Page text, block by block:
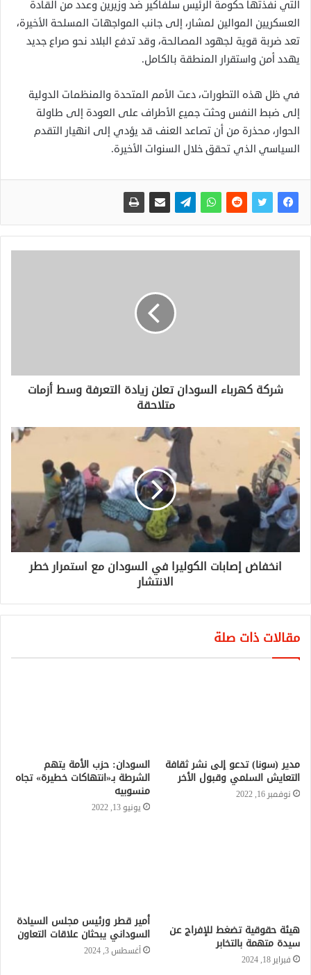
التي نفذتها حكومة الرئيس سلفاكير ضد وزيرين وعدد من القادة
العسكريين الموالين لمشار، إلى جانب المواجهات المسلحة الأخيرة،
تعد ضربة قوية لجهود المصالحة، وقد تدفع البلاد نحو صراع جديد
يهدد أمن واستقرار المنطقة بالكامل.
في ظل هذه التطورات، دعت الأمم المتحدة والمنظمات الدولية
إلى ضبط النفس وحثت جميع الأطراف على العودة إلى طاولة
الحوار، محذرة من أن تصاعد العنف قد يؤدي إلى انهيار التقدم
السياسي الذي تحقق خلال السنوات الأخيرة.
شركة كهرباء السودان تعلن زيادة التعرفة وسط أزمات
متلاحقة
انخفاض إصابات الكوليرا في السودان مع استمرار خطر
الانتشار
مقالات ذات صلة
مدير (سونا) تدعو إلى نشر ثقافة
التعايش السلمي وقبول الأخر
نوفمبر 16, 2022
السودان: حزب الأمة يتهم
الشرطة بـ«انتهاكات خطيرة» تجاه
منسوبيه
يونيو 13, 2022
هيئة حقوقية تضغط للإفراج عن
سيدة متهمة بالتخابر
فبراير 18, 2024
أمير قطر ورئيس مجلس السيادة
السوداني يبحثان علاقات التعاون
أغسطس 3, 2024